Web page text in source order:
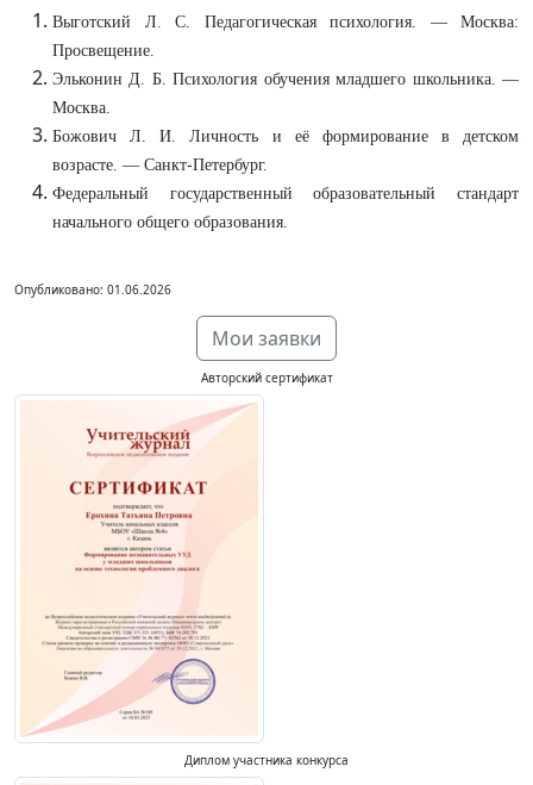
Выготский Л. С. Педагогическая психология. — Москва:
Просвещение.
Эльконин Д. Б. Психология обучения младшего школьника. —
Москва.
Божович Л. И. Личность и её формирование в детском
возрасте. — Санкт-Петербург.
Федеральный государственный образовательный стандарт
начального общего образования.
Опубликовано: 01.06.2026
Мои заявки
Авторский сертификат
Диплом участника конкурса